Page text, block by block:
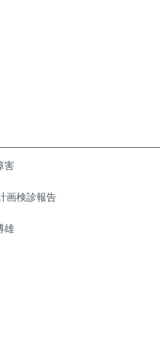
害
画検診報告
雄